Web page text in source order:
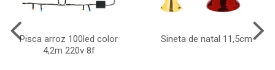
Pisca arroz 100led color
4,2m 220v 8f
Sineta de natal 11,5cm